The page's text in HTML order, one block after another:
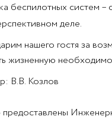
беспилотных систем –
деле.
нашего гостя за
жизненную
В.В. Козлов